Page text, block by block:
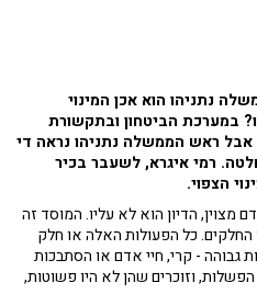
נתניהו הוא אכן המינוי
במערכת הביטחון ובתקשורת
אבל ראש הממשלה נתניהו נראה די
רמי איגרא, לשעבר בכיר
הצפוי.
מצוין, הדיון הוא לא עליו. המוסד זה
החלקים. כל הפעולות האלה או חלק
גבוהה - קרי, חיי אדם או הסתבכות
וזוכרים שהן לא היו פשוטות,